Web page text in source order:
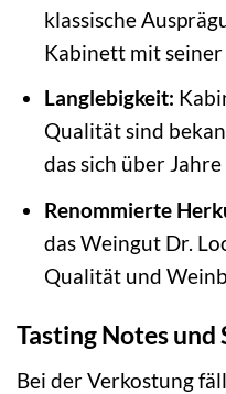
klassische
Kabinett mit seiner
Langlebigkeit:
Qualität sind
das sich über
Renommierte
das Weingut Dr.
Qualität und
Tasting Notes und
Bei der Verkostung